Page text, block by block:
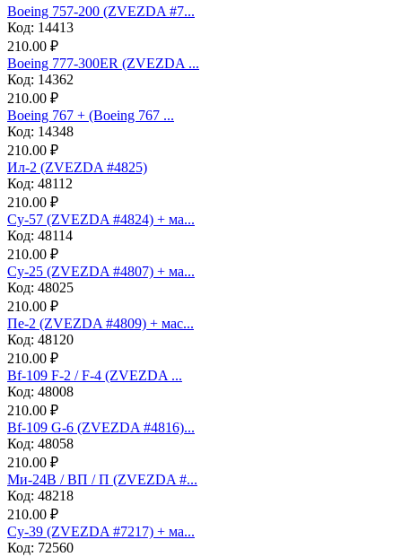
Boeing 757-200 (ZVEZDA #7...
Код: 14413
210.00 ₽
Boeing 777-300ER (ZVEZDA ...
Код: 14362
210.00 ₽
Boeing 767 + (Boeing 767 ...
Код: 14348
210.00 ₽
Ил-2 (ZVEZDA #4825)
Код: 48112
210.00 ₽
Су-57 (ZVEZDA #4824) + ма...
Код: 48114
210.00 ₽
Су-25 (ZVEZDA #4807) + ма...
Код: 48025
210.00 ₽
Пе-2 (ZVEZDA #4809) + мас...
Код: 48120
210.00 ₽
Bf-109 F-2 / F-4 (ZVEZDA ...
Код: 48008
210.00 ₽
Bf-109 G-6 (ZVEZDA #4816)...
Код: 48058
210.00 ₽
Ми-24В / ВП / П (ZVEZDA #...
Код: 48218
210.00 ₽
Су-39 (ZVEZDA #7217) + ма...
Код: 72560